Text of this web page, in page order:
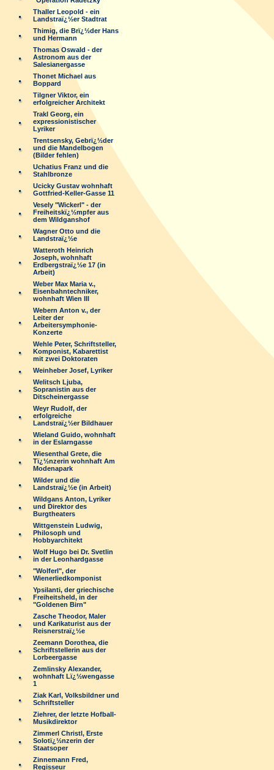
Thaller Leopold - ein
Landstraï¿½er Stadtrat
Thimig, die Brï¿½der Hans
und Hermann
Thomas Oswald - der
Astronom aus der
Salesianergasse
Thonet Michael aus
Boppard
Tilgner Viktor, ein
erfolgreicher Architekt
Trakl Georg, ein
expressionistischer
Lyriker
Trentsensky, Gebrï¿½der
und die Mandelbogen
(Bilder fehlen)
Uchatius Franz und die
Stahlbronze
Ucicky Gustav wohnhaft
Gottfried-Keller-Gasse 11
Vesely "Wickerl" - der
Freiheitskï¿½mpfer aus
dem Wildganshof
Wagner Otto und die
Landstraï¿½e
Watteroth Heinrich
Joseph, wohnhaft
Erdbergstraï¿½e 17 (in
Arbeit)
Weber Max Maria v.,
Eisenbahntechniker,
wohnhaft Wien III
Webern Anton v., der
Leiter der
Arbeitersymphonie-
Konzerte
Wehle Peter, Schriftsteller,
Komponist, Kabarettist
mit zwei Doktoraten
Weinheber Josef, Lyriker
Welitsch Ljuba,
Sopranistin aus der
Ditscheinergasse
Weyr Rudolf, der
erfolgreiche
Landstraï¿½er Bildhauer
Wieland Guido, wohnhaft
in der Eslarngasse
Wiesenthal Grete, die
Tï¿½nzerin wohnhaft Am
Modenapark
Wilder und die
Landstraï¿½e (in Arbeit)
Wildgans Anton, Lyriker
und Direktor des
Burgtheaters
Wittgenstein Ludwig,
Philosoph und
Hobbyarchitekt
Wolf Hugo bei Dr. Svetlin
in der Leonhardgasse
"Wolferl", der
Wienerliedkomponist
Ypsilanti, der griechische
Freiheitsheld, in der
"Goldenen Birn"
Zasche Theodor, Maler
und Karikaturist aus der
Reisnerstraï¿½e
Zeemann Dorothea, die
Schriftstellerin aus der
Lorbeergasse
Zemlinsky Alexander,
wohnhaft Lï¿½wengasse
1
Ziak Karl, Volksbildner und
Schriftsteller
Ziehrer, der letzte Hofball-
Musikdirektor
Zimmerl Christl, Erste
Solotï¿½nzerin der
Staatsoper
Zinnemann Fred,
Regisseur